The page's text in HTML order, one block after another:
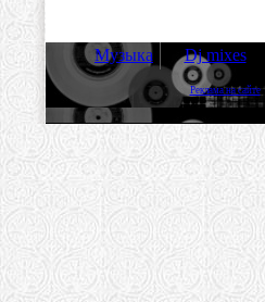
Музыка Dj mixes
Реклама на сайте